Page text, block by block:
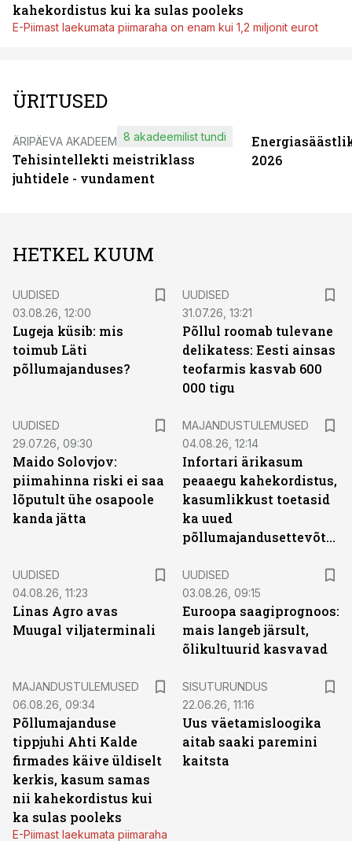
kahekordistus kui ka sulas pooleks
E-Piimast laekumata piimaraha on enam kui 1,2 miljonit eurot
ÜRITUSED
ÄRIPÄEVA AKADEEMIA
Tehisintellekti meistriklass
juhtidele - vundament
8 akadeemilist tundi
2026
HETKEL KUUM
UUDISED
03.08.26, 12:00
Lugeja küsib: mis
toimub Läti
põllumajanduses?
UUDISED
31.07.26, 13:21
Põllul roomab tulevane
delikatess: Eesti ainsas
teofarmis kasvab 600
000 tigu
UUDISED
29.07.26, 09:30
Maido Solovjov:
piimahinna riski ei saa
lõputult ühe osapoole
kanda jätta
MAJANDUSTULEMUSED
04.08.26, 12:14
Infortari ärikasum
peaaegu kahekordistus,
kasumlikkust toetasid
ka uued
põllumajandusettevõtted
UUDISED
04.08.26, 11:23
Linas Agro avas
Muugal viljaterminali
UUDISED
03.08.26, 09:15
Euroopa saagiprognoos:
mais langeb järsult,
õlikultuurid kasvavad
MAJANDUSTULEMUSED
06.08.26, 09:34
Põllumajanduse
tippjuhi Ahti Kalde
firmades käive üldiselt
kerkis, kasum samas
nii kahekordistus kui
ka sulas pooleks
E-Piimast laekumata piimaraha
SISUTURUNDUS
22.06.26, 11:16
Uus väetamisloogika
aitab saaki paremini
kaitsta